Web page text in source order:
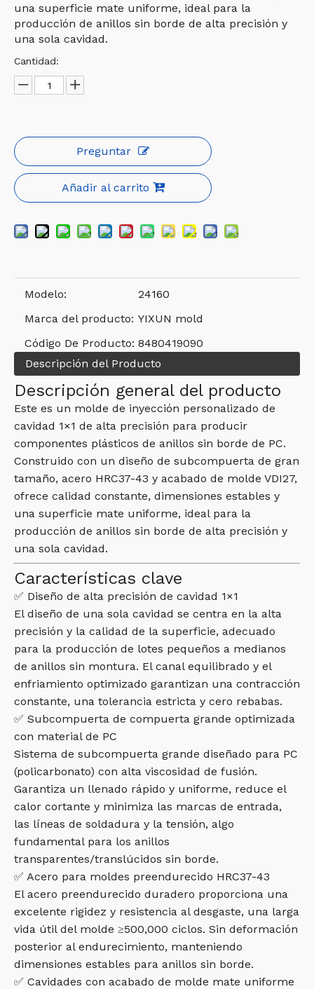
una superficie mate uniforme, ideal para la
producción de anillos sin borde de alta precisión y
una sola cavidad.
Cantidad:
Preguntar
Añadir al carrito
Modelo:
24160
Marca del producto: YIXUN mold
Código De Producto: 8480419090
Descripción del Producto
Descripción general del producto
Este es un molde de inyección personalizado de
cavidad 1×1 de alta precisión para producir
componentes plásticos de anillos sin borde de PC.
Construido con un diseño de subcompuerta de gran
tamaño, acero HRC37-43 y acabado de molde VDI27,
ofrece calidad constante, dimensiones estables y
una superficie mate uniforme, ideal para la
producción de anillos sin borde de alta precisión y
una sola cavidad.
Características clave
✅ Diseño de alta precisión de cavidad 1×1
El diseño de una sola cavidad se centra en la alta
precisión y la calidad de la superficie, adecuado
para la producción de lotes pequeños a medianos
de anillos sin montura. El canal equilibrado y el
enfriamiento optimizado garantizan una contracción
constante, una tolerancia estricta y cero rebabas.
✅ Subcompuerta de compuerta grande optimizada
con material de PC
Sistema de subcompuerta grande diseñado para PC
(policarbonato) con alta viscosidad de fusión.
Garantiza un llenado rápido y uniforme, reduce el
calor cortante y minimiza las marcas de entrada,
las líneas de soldadura y la tensión, algo
fundamental para los anillos
transparentes/translúcidos sin borde.
✅ Acero para moldes preendurecido HRC37-43
El acero preendurecido duradero proporciona una
excelente rigidez y resistencia al desgaste, una larga
vida útil del molde ≥500,000 ciclos. Sin deformación
posterior al endurecimiento, manteniendo
dimensiones estables para anillos sin borde.
✅ Cavidades con acabado de molde mate uniforme